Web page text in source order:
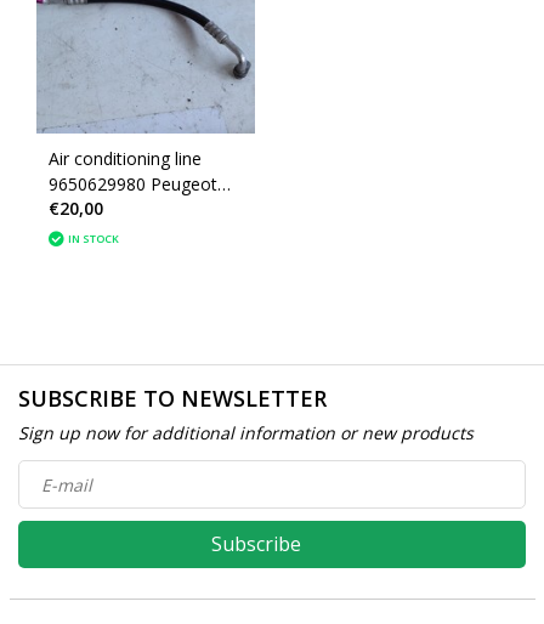
Air conditioning line
9650629980 Peugeot
307
€20,00
IN STOCK
SUBSCRIBE TO NEWSLETTER
Sign up now for additional information or new products
Subscribe